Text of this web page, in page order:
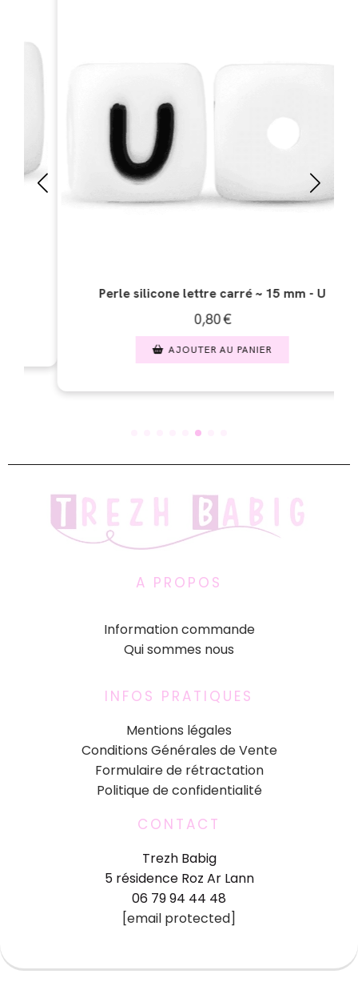
silicone lettre carré ~ 15 mm - U
AJOUTER AU PANIER
Perle
A PROPOS
Information commande
Qui sommes nous
INFOS PRATIQUES
Mentions légales
Conditions Générales de Vente
Formulaire de rétractation
Politique de confidentialité
CONTACT
Trezh Babig
5 résidence Roz Ar Lann
06 79 94 44 48
[email protected]